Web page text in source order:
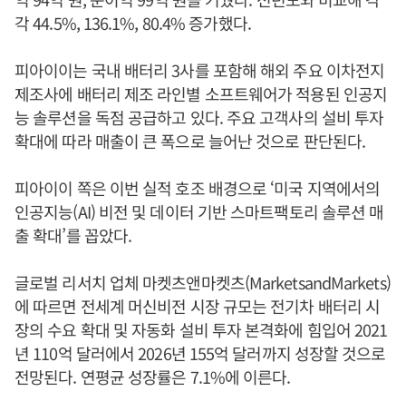
각 44.5%, 136.1%, 80.4% 증가했다.
피아이이는 국내 배터리 3사를 포함해 해외 주요 이차전지
제조사에 배터리 제조 라인별 소프트웨어가 적용된 인공지
능 솔루션을 독점 공급하고 있다. 주요 고객사의 설비 투자
확대에 따라 매출이 큰 폭으로 늘어난 것으로 판단된다.
피아이이 쪽은 이번 실적 호조 배경으로 ‘미국 지역에서의
인공지능(AI) 비전 및 데이터 기반 스마트팩토리 솔루션 매
출 확대’를 꼽았다.
글로벌 리서치 업체 마켓츠앤마켓츠(MarketsandMarkets)
에 따르면 전세계 머신비전 시장 규모는 전기차 배터리 시
장의 수요 확대 및 자동화 설비 투자 본격화에 힘입어 2021
년 110억 달러에서 2026년 155억 달러까지 성장할 것으로
전망된다. 연평균 성장률은 7.1%에 이른다.